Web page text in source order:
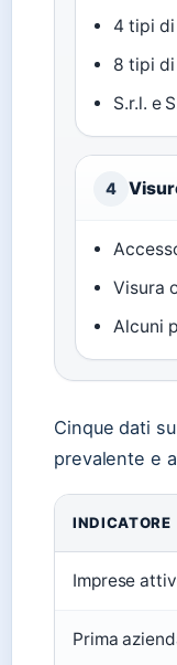
4 tipi di
8 tipi
S.r.l. e
4
Visura
Alcuni
Cinque dati
prevalente e
INDICATORE
Imprese
Prima